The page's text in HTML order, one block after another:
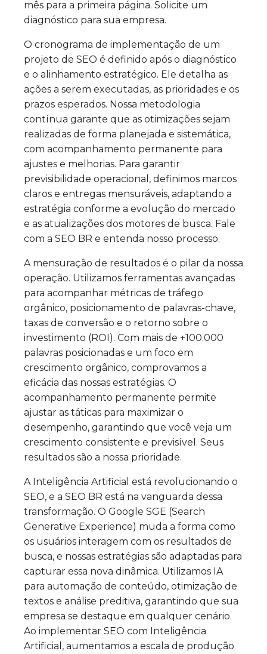
mês para a primeira página. Solicite um
diagnóstico para sua empresa.
O cronograma de implementação de um
projeto de SEO é definido após o diagnóstico
e o alinhamento estratégico. Ele detalha as
ações a serem executadas, as prioridades e os
prazos esperados. Nossa metodologia
contínua garante que as otimizações sejam
realizadas de forma planejada e sistemática,
com acompanhamento permanente para
ajustes e melhorias. Para garantir
previsibilidade operacional, definimos marcos
claros e entregas mensuráveis, adaptando a
estratégia conforme a evolução do mercado
e as atualizações dos motores de busca. Fale
com a SEO BR e entenda nosso processo.
A mensuração de resultados é o pilar da nossa
operação. Utilizamos ferramentas avançadas
para acompanhar métricas de tráfego
orgânico, posicionamento de palavras-chave,
taxas de conversão e o retorno sobre o
investimento (ROI). Com mais de +100.000
palavras posicionadas e um foco em
crescimento orgânico, comprovamos a
eficácia das nossas estratégias. O
acompanhamento permanente permite
ajustar as táticas para maximizar o
desempenho, garantindo que você veja um
crescimento consistente e previsível. Seus
resultados são a nossa prioridade.
A Inteligência Artificial está revolucionando o
SEO, e a SEO BR está na vanguarda dessa
transformação. O Google SGE (Search
Generative Experience) muda a forma como
os usuários interagem com os resultados de
busca, e nossas estratégias são adaptadas para
capturar essa nova dinâmica. Utilizamos IA
para automação de conteúdo, otimização de
textos e análise preditiva, garantindo que sua
empresa se destaque em qualquer cenário.
Ao implementar SEO com Inteligência
Artificial, aumentamos a escala de produção